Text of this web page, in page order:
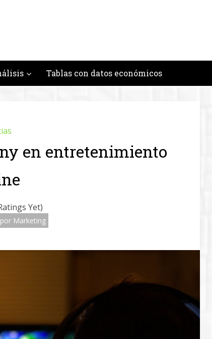
Tablas con datos económicos
en entretenimiento
Yet)
por Marketing